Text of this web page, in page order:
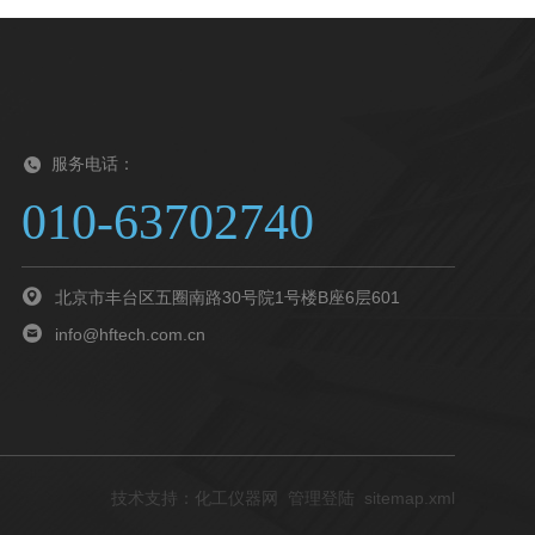
服务电话：
010-63702740
北京市丰台区五圈南路30号院1号楼B座6层601
info@hftech.com.cn
技术支持： 化工仪器网 管理登陆 sitemap.xml